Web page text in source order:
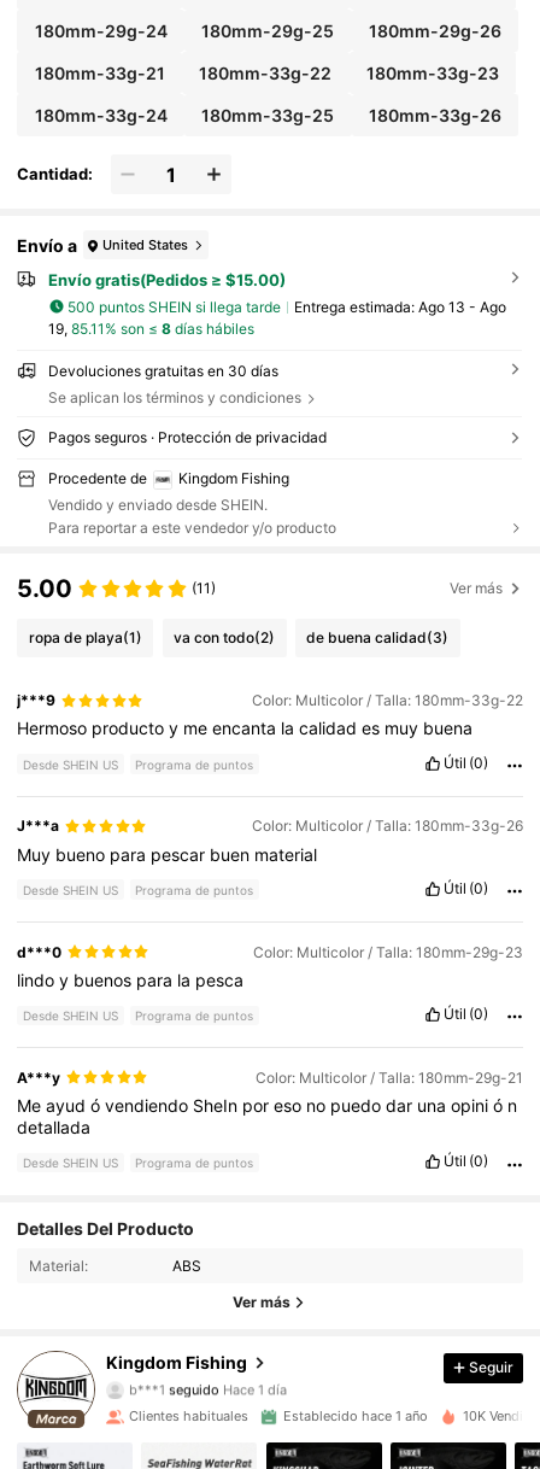
180mm-29g-24 180mm-29g-25 180mm-29g-26
180mm-33g-21 180mm-33g-22 180mm-33g-23
180mm-33g-24 180mm-33g-25 180mm-33g-26
Cantidad:
Envío a United States
Envío gratis(Pedidos ≥ $15.00)
500 puntos SHEIN si llega tarde Entrega estimada: Ago 13 - Ago
19, 85.11% son ≤ 8días hábiles
Devoluciones gratuitas en 30 días
Se aplican los términos y condiciones
Pagos seguros · Protección de privacidad
Procedente de
Kingdom Fishing
Vendido y enviado desde SHEIN.
Para reportar a este vendedor y/o producto
5.00 (11) Ver más
ropa de playa(1) va con todo(2) de buena calidad(3)
j***9 Color: Multicolor / Talla: 180mm-33g-22
Hermoso productoy meencanta lacalidades muy buena
Desde SHEIN US Programa de puntos Útil (0)
J***a Color: Multicolor / Talla: 180mm-33g-26
Muy bueno para pescar buen material
Desde SHEIN US Programa de puntos Útil (0)
d***0 Color: Multicolor / Talla: 180mm-29g-23
lindoy buenos para la pesca
Desde SHEIN US Programa de puntos Útil (0)
A***y Color: Multicolor / Talla: 180mm-29g-21
Meayudóvendiendo SheIn poreso no puedodar unaopinió n
detallada
Desde SHEIN US Programa de puntos Útil (0)
Detalles Del Producto
Material: ABS
Ver más
Kingdom Fishing
4.95 1.9K Seguidores
b***1
Hace 1 día
4.95
1.9K Seguidores
Seguir
Clientes habituales Establecido hace 1 año 10K